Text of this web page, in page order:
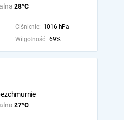
28°C
Ciśnienie: 1016 hPa
Wilgotność: 69%
27°C